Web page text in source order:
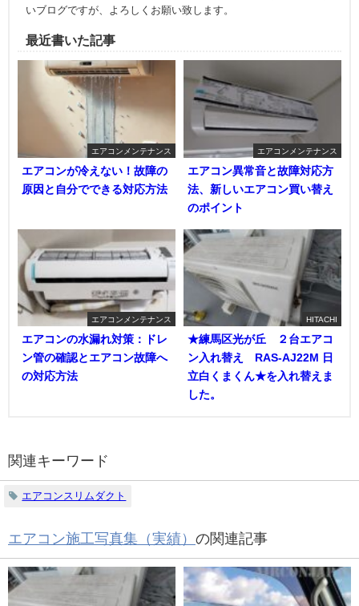
いブログですが、よろしくお願い致します。
最近書いた記事
エアコンメンテナンス
エアコンが冷えない！故障の
原因と自分でできる対応方法
エアコンメンテナンス
エアコン異常音と故障対応方
法、新しいエアコン買い替え
のポイント
エアコンメンテナンス
エアコンの水漏れ対策：ドレ
ン管の確認とエアコン故障へ
の対応方法
HITACHI
★練馬区光が丘 ２台エアコ
ン入れ替え RAS-AJ22M 日
立白くまくん★を入れ替えま
した。
関連キーワード
エアコンスリムダクト
エアコン施工写真集（実績） の関連記事